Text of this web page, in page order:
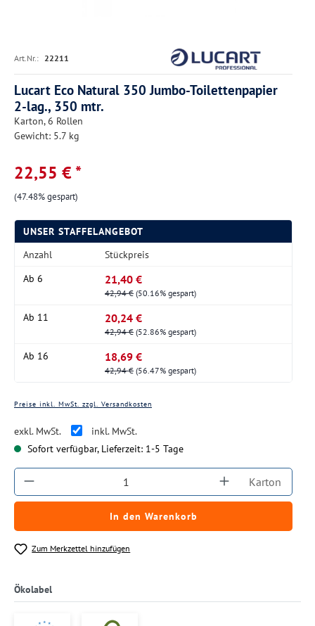
Art.Nr.: 22211
Lucart Eco Natural 350 Jumbo-Toilettenpapier
2-lag., 350 mtr.
Karton, 6 Rollen
Gewicht: 5.7 kg
22,55 € *
(47.48% gespart)
UNSER STAFFELANGEBOT
Anzahl
Stückpreis
Ab 6 21,40 €
42,94 € (50.16% gespart)
Ab 11 20,24 €
42,94 € (52.86% gespart)
Ab 16 18,69 €
42,94 € (56.47% gespart)
Preise inkl. MwSt. zzgl. Versandkosten
exkl. MwSt.
inkl. MwSt.
Sofort verfügbar, Lieferzeit: 1-5 Tage
Produkt Anzahl: Gib den gewünschten
Karton
In den Warenkorb
Zum Merkzettel hinzufügen
Ökolabel